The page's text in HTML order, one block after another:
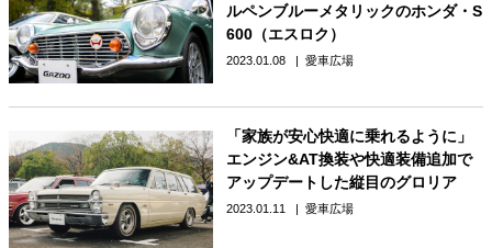
ルペンブルーメタリックのホンダ・S
600（エスロク）
2023.01.08 愛車広場
「家族が安心快適に乗れるように」
エンジン&AT換装や快適装備追加で
アップデートした縦目のグロリア
2023.01.11 愛車広場